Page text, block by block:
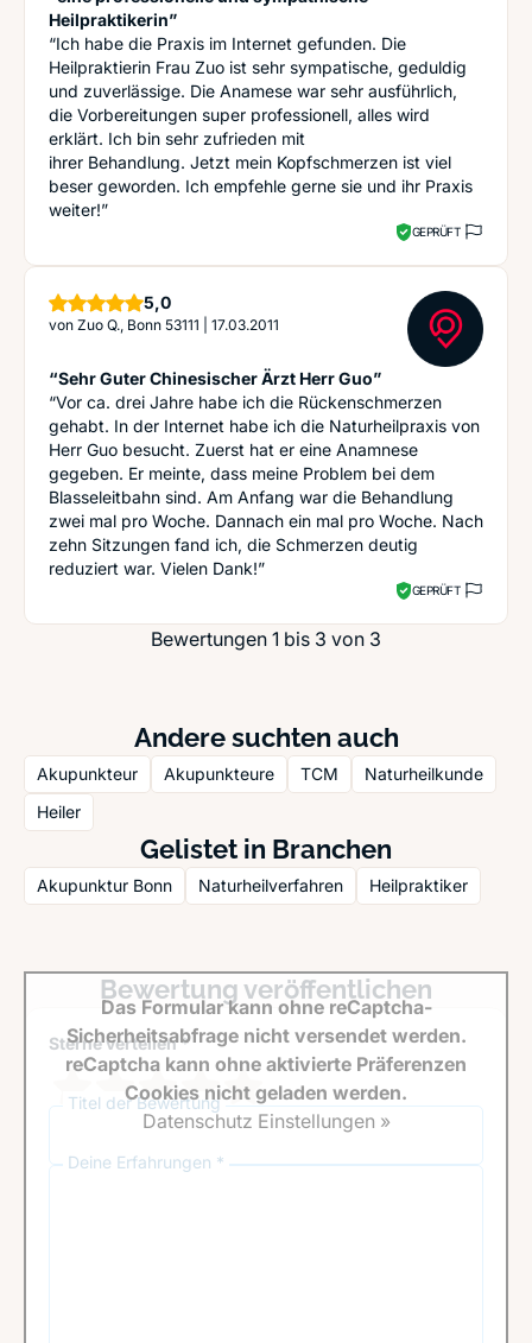
Heilpraktikerin”
“Ich habe die Praxis im Internet gefunden. Die
Heilpraktierin Frau Zuo ist sehr sympatische, geduldig
und zuverlässige. Die Anamese war sehr ausführlich,
die Vorbereitungen super professionell, alles wird
erklärt. Ich bin sehr zufrieden mit
ihrer Behandlung. Jetzt mein Kopfschmerzen ist viel
beser geworden. Ich empfehle gerne sie und ihr Praxis
weiter!”
GEPRÜFT
5,0Sterne
von Zuo Q., Bonn 53111 17.03.2011
“Sehr Guter Chinesischer Ärzt Herr Guo”
“Vor ca. drei Jahre habe ich die Rückenschmerzen
gehabt. In der Internet habe ich die Naturheilpraxis von
Herr Guo besucht. Zuerst hat er eine Anamnese
gegeben. Er meinte, dass meine Problem bei dem
Blasseleitbahn sind. Am Anfang war die Behandlung
zwei mal pro Woche. Dannach ein mal pro Woche. Nach
zehn Sitzungen fand ich, die Schmerzen deutig
reduziert war. Vielen Dank!”
GEPRÜFT
Bewertungen 1 bis 3 von 3
Andere suchten auch
Akupunkteur Akupunkteure TCM
Naturheilkunde
Heiler
Gelistet in Branchen
Akupunktur Bonn Naturheilverfahren Heilpraktiker
Bewertung veröffentlichen
Sterne verteilen *
Titel der Bewertung
Deine Erfahrungen *
Das Formular kann ohne reCaptcha-
Sicherheitsabfrage nicht versendet werden.
reCaptcha kann ohne aktivierte Präferenzen
Cookies nicht geladen werden.
Datenschutz Einstellungen »